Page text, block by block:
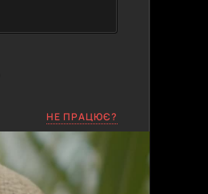
НЕ ПРАЦЮЄ?